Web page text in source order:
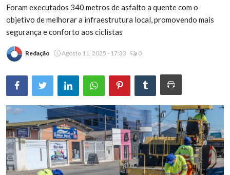
Brasil
Foram executados 340 metros de asfalto a quente com o
objetivo de melhorar a infraestrutura local, promovendo mais
segurança e conforto aos ciclistas
Redação Agosto 11, 2025 - 17:33 0